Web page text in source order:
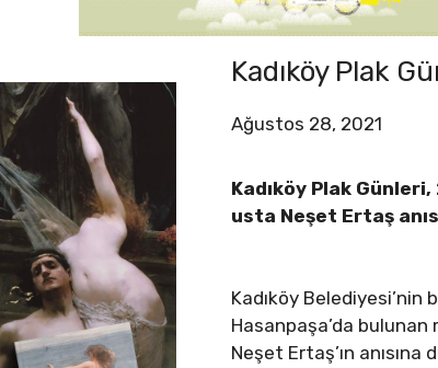
Kadıköy Plak
Ağustos 28, 2021
Kadıköy Plak
usta Neşet Ertaş
Kadıköy Belediyesi’nin
Hasanpaşa’da bulunan
Neşet Ertaş’ın